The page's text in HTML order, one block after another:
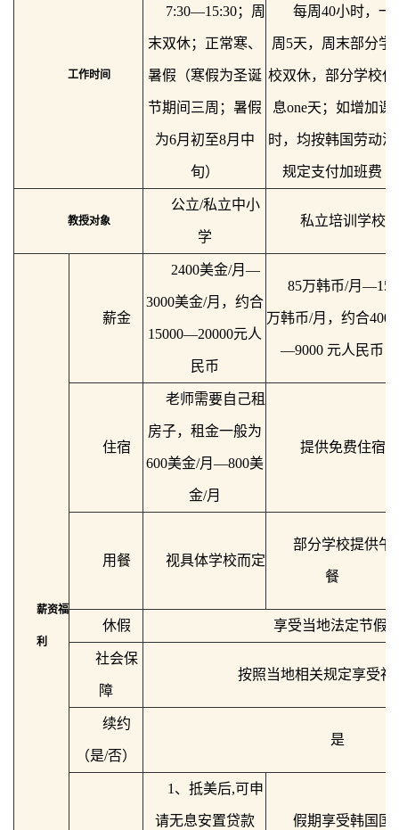
工作时间
7:30—15:30；周
末双休；正常寒、
暑假（寒假为圣诞
节期间三周；暑假
为6月初至8月中
旬）
每周40小时，一
周5天， 周末部分学
校双休，部分学校休
息one天；如增加课
时， 均按韩国劳动法
规定支付加班费
教授对象
公立/私立中小
学
私立培训学校
薪资福
利
薪金
2400美金/月—
3000美金/月，约合
15000—20000元人
民币
85万韩币/月—150
万韩币/月，约合4000
—9000 元人民币
住宿
老师需要自己租
房子，租金一般为
600美金/月—800美
金/月
提供免费住宿
用餐 视具体学校而定
部分学校提供午
餐
休假 享受当地法定节假
社会保
障
按照当地相关规定享受社
续约
（是/否）
是
1、抵美后,可申
请无息安置贷款 假期享受韩国国